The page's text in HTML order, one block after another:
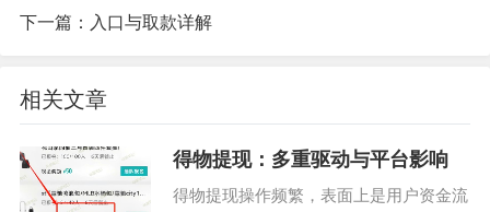
下一篇： 入口与取款详解
相关文章
得物提现：多重驱动与平台影响
得物提现操作频繁，表面上是用户资金流